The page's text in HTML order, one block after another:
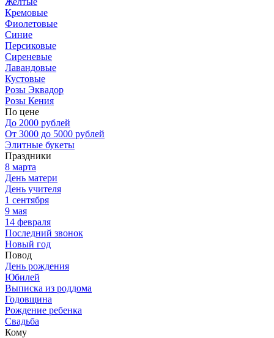
Кремовые
Фиолетовые
Синие
Персиковые
Сиреневые
Лавандовые
Кустовые
Розы Эквадор
Розы Кения
По цене
До 2000 рублей
От 3000 до 5000 рублей
Элитные букеты
Праздники
8 марта
День матери
День учителя
1 сентября
9 мая
14 февраля
Последний звонок
Новый год
Повод
День рождения
Юбилей
Выписка из роддома
Годовщина
Рождение ребенка
Свадьба
Кому